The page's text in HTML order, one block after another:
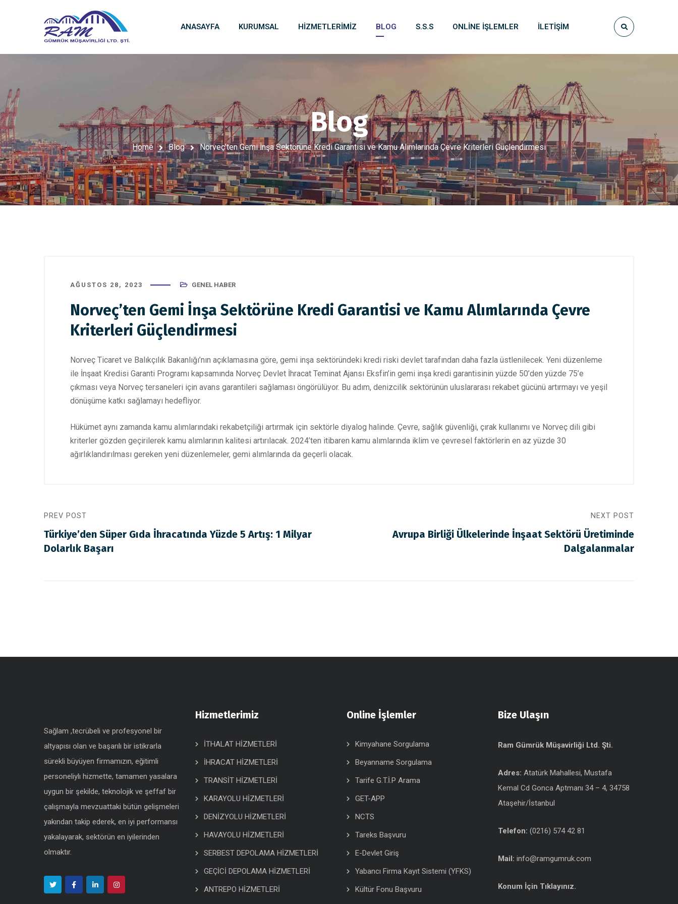
ANASAYFA KURUMSAL HIZMETLERIMIZ BLOG S.S.S ONLINE İŞLEMLER İLETIŞIM
Blog
Home Blog Norveç’ten Gemi İnşa Sektörüne Kredi Garantisi ve Kamu Alımlarında Çevre Kriterleri Güçlendirmesi
AĞUSTOS 28, 2023 GENEL HABER
Norveç’ten Gemi İnşa Sektörüne Kredi Garantisi ve Kamu Alımlarında Çevre
Kriterleri Güçlendirmesi
Norveç Ticaret ve Balıkçılık Bakanlığı’nın açıklamasına göre, gemi inşa sektöründeki kredi riski devlet tarafından daha fazla üstlenilecek. Yeni düzenleme
ile İnşaat Kredisi Garanti Programı kapsamında Norveç Devlet İhracat Teminat Ajansı Eksfin’in gemi inşa kredi garantisinin yüzde 50’den yüzde 75’e
çıkması veya Norveç tersaneleri için avans garantileri sağlaması öngörülüyor. Bu adım, denizcilik sektörünün uluslararası rekabet gücünü artırmayı ve yeşil
dönüşüme katkı sağlamayı hedefliyor.
Hükümet aynı zamanda kamu alımlarındaki rekabetçiliği artırmak için sektörle diyalog halinde. Çevre, sağlık güvenliği, çırak kullanımı ve Norveç dili gibi
kriterler gözden geçirilerek kamu alımlarının kalitesi artırılacak. 2024’ten itibaren kamu alımlarında iklim ve çevresel faktörlerin en az yüzde 30
ağırlıklandırılması gereken yeni düzenlemeler, gemi alımlarında da geçerli olacak.
PREV POST
Türkiye’den Süper Gıda İhracatında Yüzde 5 Artış: 1 Milyar
Dolarlık Başarı
NEXT POST
Avrupa Birliği Ülkelerinde İnşaat Sektörü Üretiminde
Dalgalanmalar
Sağlam ,tecrübeli ve profesyonel bir
altyapısı olan ve başarılı bir istikrarla
sürekli büyüyen firmamızın, eğitimli
personeliylı hizmette, tamamen yasalara
uygun bir şekilde, teknolojik ve şeffaf bir
çalışmayla mevzuattaki bütün gelişmeleri
yakından takip ederek, en iyi performansı
yakalayarak, sektörün en iyilerinden
olmaktır.
Hizmetlerimiz
İTHALAT HİZMETLERİ
İHRACAT HİZMETLERİ
TRANSİT HİZMETLERİ
KARAYOLU HİZMETLERİ
DENİZYOLU HİZMETLERİ
HAVAYOLU HİZMETLERİ
SERBEST DEPOLAMA HİZMETLERİ
GEÇİCİ DEPOLAMA HİZMETLERİ
ANTREPO HİZMETLERİ
Online İşlemler
Kimyahane Sorgulama
Beyanname Sorgulama
Tarife G.T.İ.P Arama
GET-APP
NCTS
Tareks Başvuru
E-Devlet Giriş
Yabancı Firma Kayıt Sistemi (YFKS)
Kültür Fonu Başvuru
Bize Ulaşın
Ram Gümrük Müşavirliği Ltd. Şti.
Adres: Atatürk Mahallesi, Mustafa
Kemal Cd Gonca Aptmanı 34 – 4, 34758
Ataşehir/İstanbul
Telefon: (0216) 574 42 81
Mail: info@ramgumruk.com
Konum İçin Tıklayınız.